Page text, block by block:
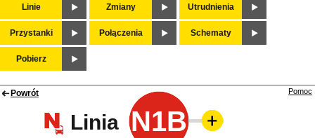
Linie Zmiany Utrudnienia
Przystanki Połączenia Schematy
Pobierz
Powrót
Linia N1B
Pomoc